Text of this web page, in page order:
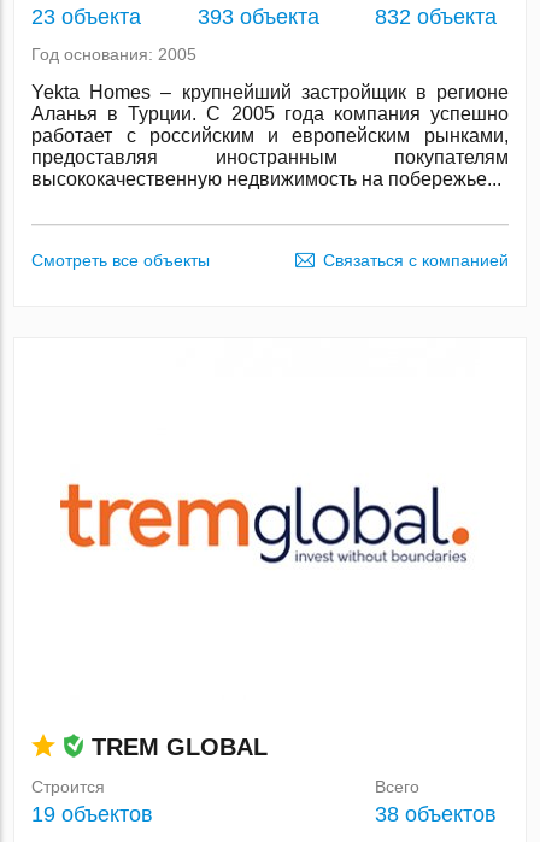
23 объекта 393 объекта 832 объекта
Год основания: 2005
Yekta Homes – крупнейший застройщик в регионе
Аланья в Турции. С 2005 года компания успешно
работает с российским и европейским рынками,
предоставляя иностранным покупателям
высококачественную недвижимость на побережье...
Смотреть все объекты Связаться с компанией
TREM GLOBAL
Строится
19 объектов
Всего
38 объектов